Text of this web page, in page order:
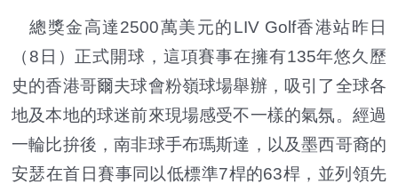
總獎金高達2500萬美元的LIV Golf香港站昨日
（8日 ）正式開球，這項賽事在擁有135年悠久歷
史的香港哥爾夫球會粉嶺球場舉辦，吸引了全球各
地及本地的球迷前來現場感受不一樣的氣氛。經過
一輪比拚後，南非球手布瑪斯達，以及墨西哥裔的
安瑟在首日賽事同以低標準7桿的63桿，並列領先